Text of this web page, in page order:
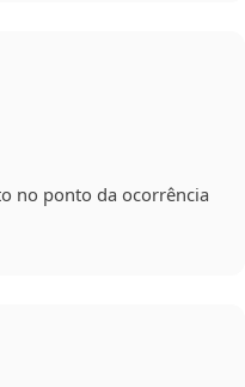
no ponto da ocorrência